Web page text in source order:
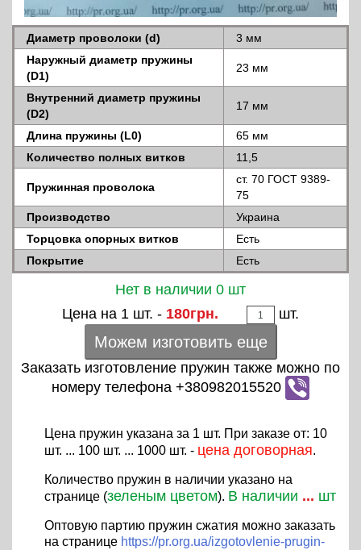
Диаметр проволоки (d)
3 мм
Наружный диаметр пружины
(D1)
23 мм
Внутренний диаметр пружины
(D2)
17 мм
Длина пружины (L0)
65 мм
Количество полных витков
11,5
Пружинная проволока
ст. 70 ГОСТ 9389-
75
Производство
Украина
Торцовка опорных витков
Есть
Покрытие
Есть
Нет в наличии 0 шт
Цена на 1 шт. - 180грн. шт.
Можем изготовить еще
Заказать изготовление пружин также можно по
номеру телефона +380982015520
Цена пружин указана за 1 шт. При заказе от: 10
шт. ... 100 шт. ... 1000 шт. - цена договорная.
Количество пружин в наличии указано на
странице (зеленым цветом). В наличии ... шт
Оптовую партию пружин сжатия можно заказать
на странице https://pr.org.ua/izgotovlenie-prugin-